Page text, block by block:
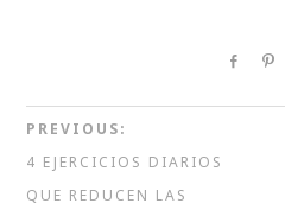
Share
PREVIOUS:
4 EJERCICIOS DIARIOS
QUE REDUCEN LAS